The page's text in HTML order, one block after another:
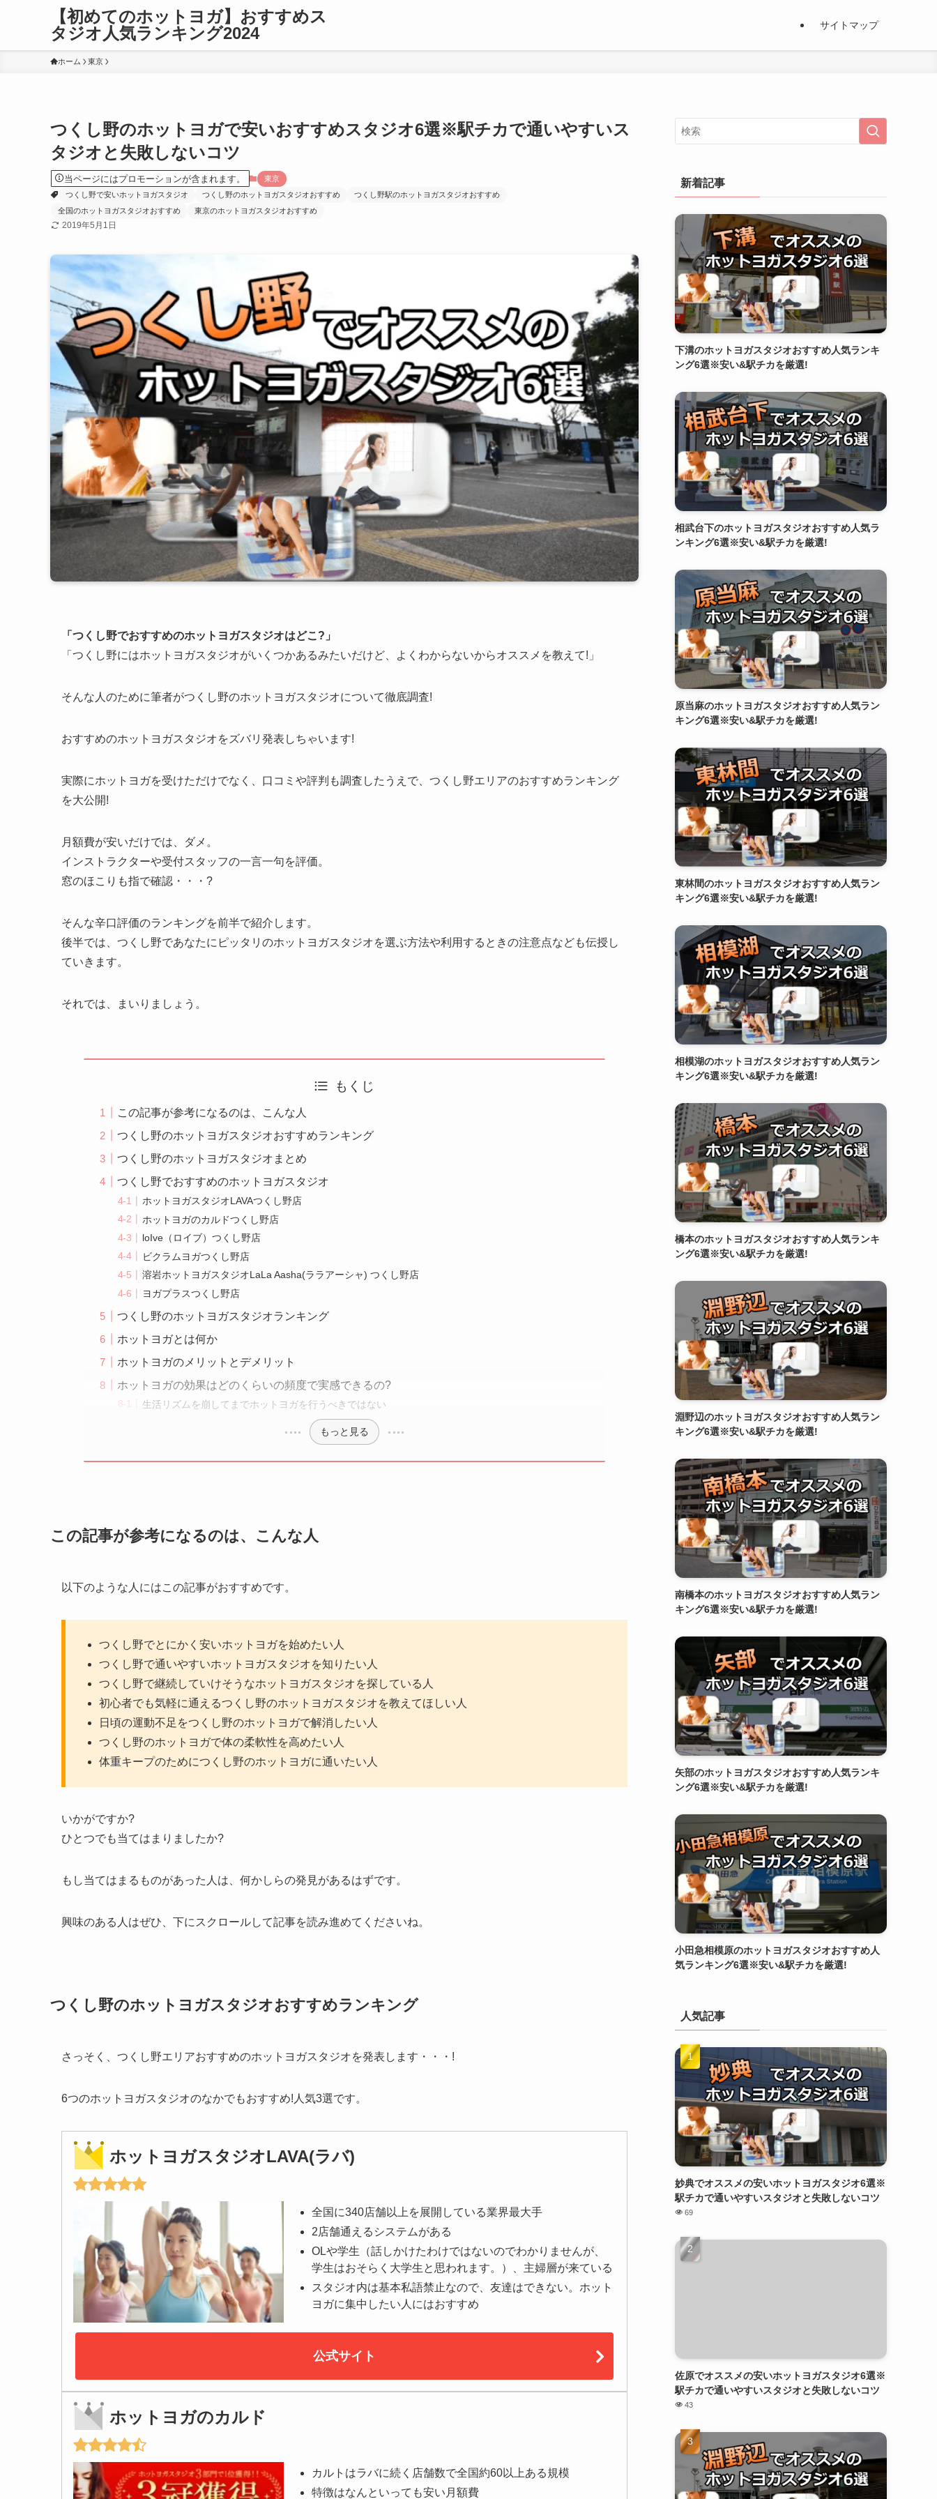
【初めてのホットヨガ】おすすめス
タジオ人気ランキング2024
サイトマップ
ホーム 東京
つくし野のホットヨガで安いおすすめスタジオ6選※駅チカで通いやすいス
タジオと失敗しないコツ
当ページにはプロモーションが含まれます。
東京
つくし野で安いホットヨガスタジオ
つくし野のホットヨガスタジオおすすめ
つくし野駅のホットヨガスタジオおすすめ
全国のホットヨガスタジオおすすめ
東京のホットヨガスタジオおすすめ
2019年5月1日
「つくし野でおすすめのホットヨガスタジオはどこ?」
「つくし野にはホットヨガスタジオがいくつかあるみたいだけど、よくわからないからオススメを教えて!」
そんな人のために筆者がつくし野のホットヨガスタジオについて徹底調査!
おすすめのホットヨガスタジオをズバリ発表しちゃいます!
実際にホットヨガを受けただけでなく、口コミや評判も調査したうえで、つくし野エリアのおすすめランキング
を大公開!
月額費が安いだけでは、ダメ。
インストラクターや受付スタッフの一言一句を評価。
窓のほこりも指で確認・・・?
そんな辛口評価のランキングを前半で紹介します。
後半では、つくし野であなたにピッタリのホットヨガスタジオを選ぶ方法や利用するときの注意点なども伝授し
ていきます。
それでは、まいりましょう。
もくじ
この記事が参考になるのは、こんな人
つくし野のホットヨガスタジオおすすめランキング
つくし野のホットヨガスタジオまとめ
つくし野でおすすめのホットヨガスタジオ
ホットヨガスタジオLAVAつくし野店
ホットヨガのカルドつくし野店
loIve（ロイブ）つくし野店
ビクラムヨガつくし野店
溶岩ホットヨガスタジオLaLa Aasha(ララアーシャ) つくし野店
ヨガプラスつくし野店
つくし野のホットヨガスタジオランキング
ホットヨガとは何か
ホットヨガのメリットとデメリット
ホットヨガの効果はどのくらいの頻度で実感できるの?
生活リズムを崩してまでホットヨガを行うべきではない
もっと見る
この記事が参考になるのは、こんな人
以下のような人にはこの記事がおすすめです。
つくし野でとにかく安いホットヨガを始めたい人
つくし野で通いやすいホットヨガスタジオを知りたい人
つくし野で継続していけそうなホットヨガスタジオを探している人
初心者でも気軽に通えるつくし野のホットヨガスタジオを教えてほしい人
日頃の運動不足をつくし野のホットヨガで解消したい人
つくし野のホットヨガで体の柔軟性を高めたい人
体重キープのためにつくし野のホットヨガに通いたい人
いかがですか?
ひとつでも当てはまりましたか?
もし当てはまるものがあった人は、何かしらの発見があるはずです。
興味のある人はぜひ、下にスクロールして記事を読み進めてくださいね。
つくし野のホットヨガスタジオおすすめランキング
さっそく、つくし野エリアおすすめのホットヨガスタジオを発表します・・・!
6つのホットヨガスタジオのなかでもおすすめ!人気3選です。
ホットヨガスタジオLAVA(ラバ)
全国に340店舗以上を展開している業界最大手
2店舗通えるシステムがある
OLや学生（話しかけたわけではないのでわかりませんが、
学生はおそらく大学生と思われます。）、主婦層が来ている
スタジオ内は基本私語禁止なので、友達はできない。ホット
ヨガに集中したい人にはおすすめ
公式サイト
ホットヨガのカルド
カルトはラバに続く店舗数で全国約60以上ある規模
特徴はなんといっても安い月額費
新着記事
下溝のホットヨガスタジオおすすめ人気ランキ
ング6選※安い&駅チカを厳選!
相武台下のホットヨガスタジオおすすめ人気ラ
ンキング6選※安い&駅チカを厳選!
原当麻のホットヨガスタジオおすすめ人気ラン
キング6選※安い&駅チカを厳選!
東林間のホットヨガスタジオおすすめ人気ラン
キング6選※安い&駅チカを厳選!
相模湖のホットヨガスタジオおすすめ人気ラン
キング6選※安い&駅チカを厳選!
橋本のホットヨガスタジオおすすめ人気ランキ
ング6選※安い&駅チカを厳選!
淵野辺のホットヨガスタジオおすすめ人気ラン
キング6選※安い&駅チカを厳選!
南橋本のホットヨガスタジオおすすめ人気ラン
キング6選※安い&駅チカを厳選!
矢部のホットヨガスタジオおすすめ人気ランキ
ング6選※安い&駅チカを厳選!
小田急相模原のホットヨガスタジオおすすめ人
気ランキング6選※安い&駅チカを厳選!
人気記事
妙典でオススメの安いホットヨガスタジオ6選※
駅チカで通いやすいスタジオと失敗しないコツ
69
佐原でオススメの安いホットヨガスタジオ6選※
駅チカで通いやすいスタジオと失敗しないコツ
43